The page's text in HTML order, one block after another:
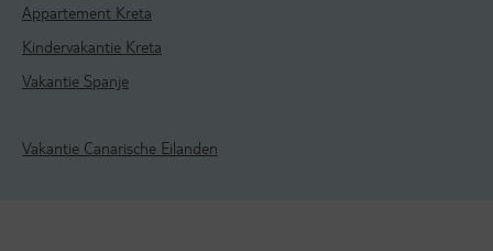
Appartement Kreta
Kindervakantie Kreta
Vakantie Spanje
Vakantie Canarische Eilanden